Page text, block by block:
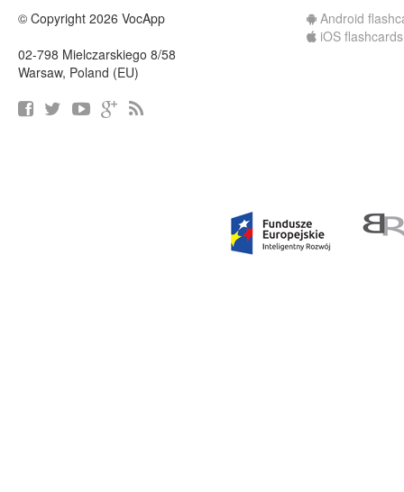
© Copyright 2026 VocApp
02-798 Mielczarskiego 8/58
Warsaw, Poland (EU)
Android
iOS flashcards